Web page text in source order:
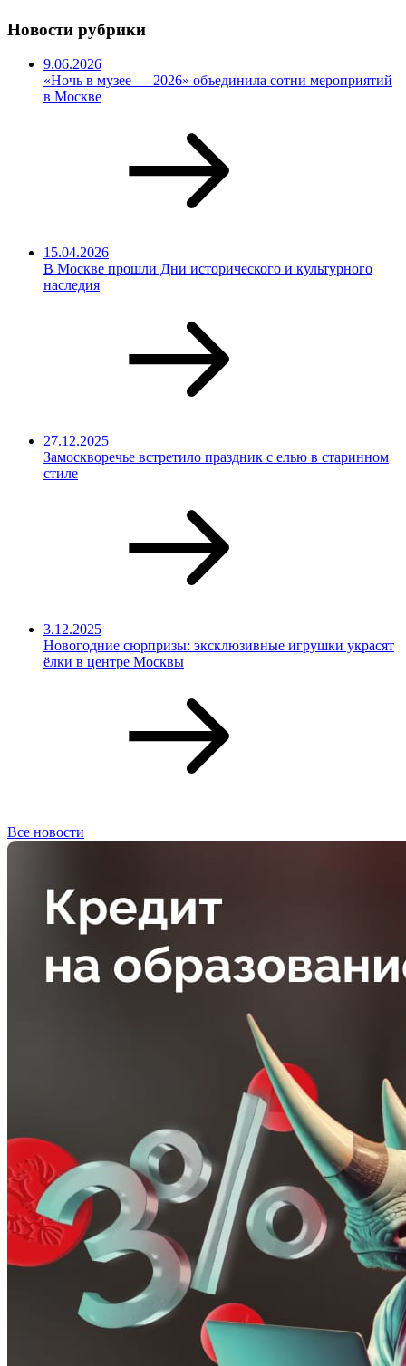
Новости рубрики
9.06.2026
«Ночь в музее — 2026» объединила сотни мероприятий
в Москве
15.04.2026
В Москве прошли Дни исторического и культурного
наследия
27.12.2025
Замоскворечье встретило праздник с елью в старинном
стиле
3.12.2025
Новогодние сюрпризы: эксклюзивные игрушки украсят
ёлки в центре Москвы
Все новости